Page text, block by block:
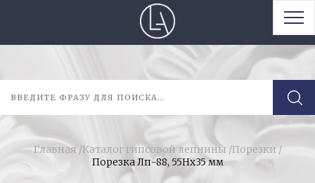
Главная /Каталог гипсовой лепнины /Порезки /
Порезка Лп-88, 55Нх35 мм